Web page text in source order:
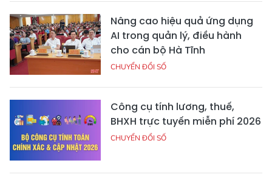
Nâng cao hiệu quả ứng dụng
AI trong quản lý, điều hành
cho cán bộ Hà Tĩnh
CHUYỂN ĐỔI SỐ
Công cụ tính lương, thuế,
BHXH trực tuyến miễn phí 2026
CHUYỂN ĐỔI SỐ